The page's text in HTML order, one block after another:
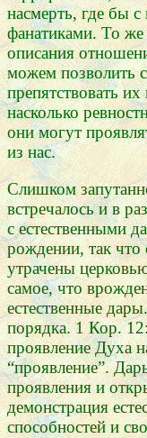
насмерть, где бы
фанатиками. То же
описания
можем позволить
препятствовать
насколько
они могут
из нас.
Слишком
встречалось и в
с естественными
рождении, так что
утрачены
самое, что
естественные
порядка. 1 Кор.
проявление Духа
“проявление”.
проявления и
демонстрация
способностей и